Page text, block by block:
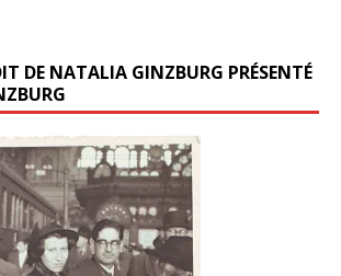
DE NATALIA GINZBURG PRÉSENTÉ